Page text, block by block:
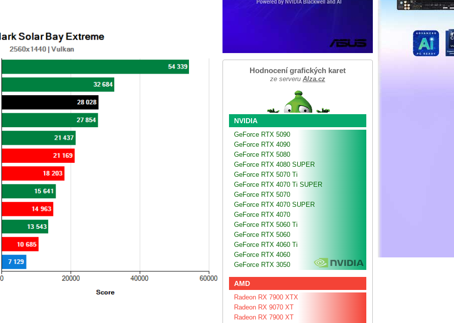
Hodnocení grafických karet
ze serveru Alza.cz
NVIDIA
GeForce RTX 5090
GeForce RTX 4090
GeForce RTX 5080
GeForce RTX 4080 SUPER
GeForce RTX 5070 Ti
GeForce RTX 4070 Ti SUPER
GeForce RTX 5070
GeForce RTX 4070 SUPER
GeForce RTX 4070
GeForce RTX 5060 Ti
GeForce RTX 5060
GeForce RTX 4060 Ti
GeForce RTX 4060
GeForce RTX 3050
AMD
Radeon RX 7900 XTX
Radeon RX 9070 XT
Radeon RX 7900 XT